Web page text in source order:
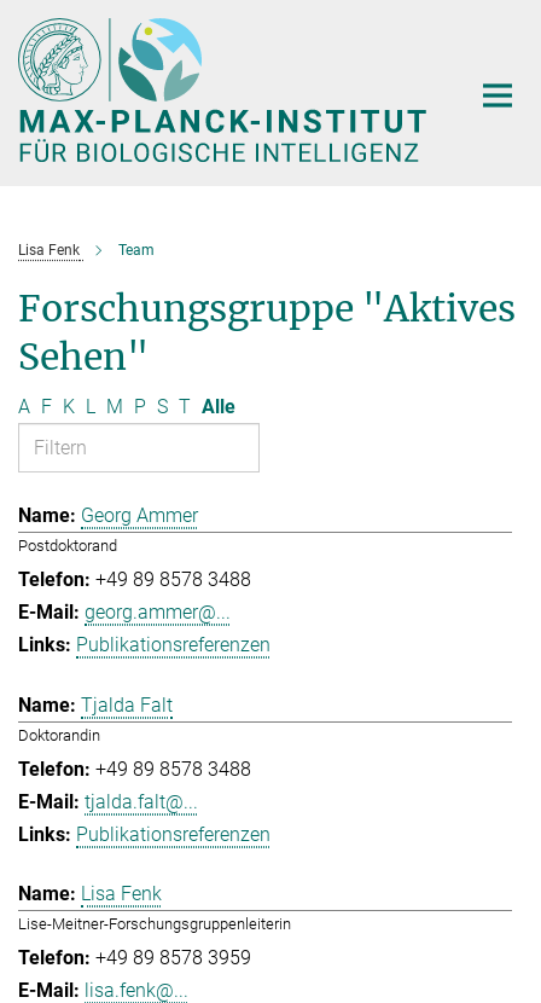
Hauptinhalt
Lisa Fenk Team
Forschungsgruppe "Aktives
Sehen"
A F K L M P S T Alle
Georg Ammer
Postdoktorand
+49 89 8578 3488
georg.ammer@...
Publikationsreferenzen
Tjalda Falt
Doktorandin
+49 89 8578 3488
tjalda.falt@...
Publikationsreferenzen
Lisa Fenk
Lise-Meitner-Forschungsgruppenleiterin
+49 89 8578 3959
lisa.fenk@...